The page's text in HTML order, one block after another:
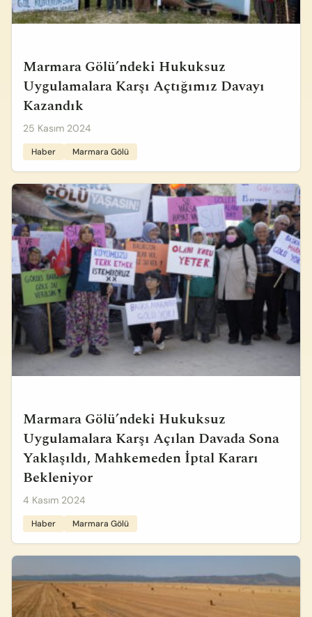
Marmara Gölü’ndeki Hukuksuz
Uygulamalara Karşı Açtığımız Davayı
Kazandık
25 Kasım 2024
Haber Marmara Gölü
Marmara Gölü’ndeki Hukuksuz
Uygulamalara Karşı Açılan Davada Sona
Yaklaşıldı, Mahkemeden İptal Kararı
Bekleniyor
4 Kasım 2024
Haber Marmara Gölü